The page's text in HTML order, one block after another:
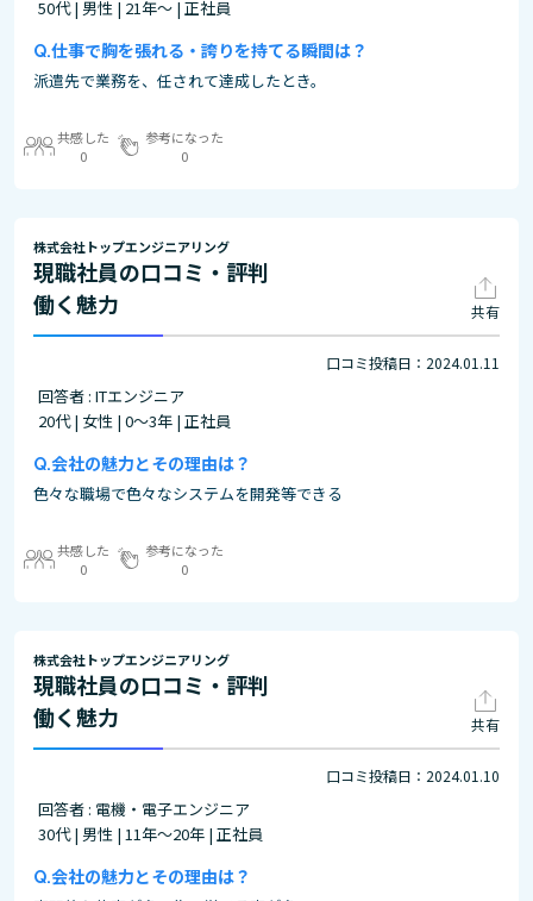
50代 | 男性 | 21年～ | 正社員
仕事で胸を張れる・誇りを持てる瞬間は？
派遣先で業務を、任されて達成したとき。
共感した
0
参考になった
0
株式会社トップエンジニアリング
現職社員の口コミ・評判
働く魅力
共有
口コミ投稿日：2024.01.11
回答者 : ITエンジニア
20代 | 女性 | 0～3年 | 正社員
会社の魅力とその理由は？
色々な職場で色々なシステムを開発等できる
共感した
0
参考になった
0
株式会社トップエンジニアリング
現職社員の口コミ・評判
働く魅力
共有
口コミ投稿日：2024.01.10
回答者 : 電機・電子エンジニア
30代 | 男性 | 11年～20年 | 正社員
会社の魅力とその理由は？